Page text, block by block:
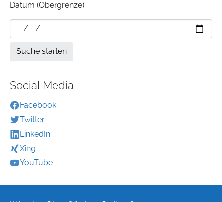
Datum (Obergrenze)
Social Media
Facebook
Twitter
LinkedIn
Xing
YouTube